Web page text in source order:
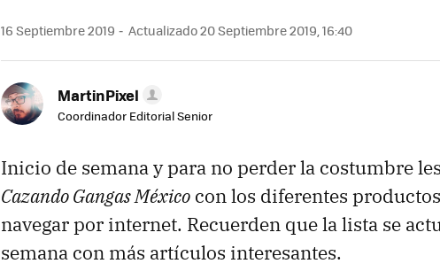
16 Septiembre 2019 Actualizado 20 Septiembre 2019, 16:40
MartinPixel
Coordinador Editorial Senior
Inicio de semana y para no perder la costumbre
Cazando Gangas México con los diferentes
navegar por internet. Recuerden que la lista se
semana con más artículos interesantes.